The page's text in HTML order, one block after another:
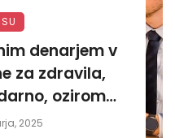
denarjem v
za zdravila,
oziroma
na Žalskem«
2025